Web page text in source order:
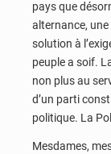
pays que
alternance,
solution à
peuple a soif.
non plus au
d’un parti
politique. La
Mesdames,